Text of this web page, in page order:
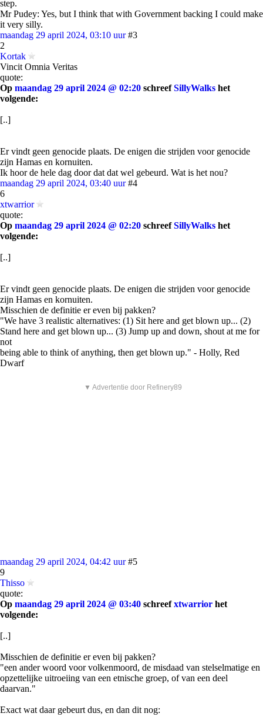
step.
Mr Pudey: Yes, but I think that with Government backing I could make
it very silly.
maandag 29 april 2024, 03:10 uur #3
2
Kortak
Vincit Omnia Veritas
quote:
Op maandag 29 april 2024 @ 02:20 schreefSillyWalks het
volgende:
[..]
Er vindt geen genocide plaats. De enigen die strijden voor genocide
zijn Hamas en kornuiten.
Ik hoor de hele dag door dat dat wel gebeurd. Wat is het nou?
maandag 29 april 2024, 03:40 uur #4
6
xtwarrior
quote:
Op maandag 29 april 2024 @ 02:20 schreefSillyWalks het
volgende:
[..]
Er vindt geen genocide plaats. De enigen die strijden voor genocide
zijn Hamas en kornuiten.
Misschien de definitie er even bij pakken?
"We have 3 realistic alternatives: (1) Sit here and get blown up... (2)
Stand here and get blown up... (3) Jump up and down, shout at me for
not
being able to think of anything, then get blown up." - Holly, Red
Dwarf
▼ Advertentie door Refinery89
maandag 29 april 2024, 04:42 uur #5
9
Thisso
quote:
Op maandag 29 april 2024 @ 03:40 schreefxtwarrior het
volgende:
[..]
Misschien de definitie er even bij pakken?
"een ander woord voor volkenmoord, de misdaad van stelselmatige en
opzettelijke uitroeiing van een etnische groep, of van een deel
daarvan."
Exact wat daar gebeurt dus, en dan dit nog: